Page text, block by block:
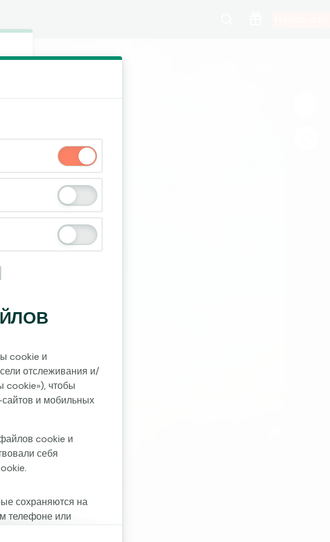
cookie и
отслеживания и/
cookie»), чтобы
и мобильных
cookie и
себя
сохраняются на
телефоне или
файлов cookie